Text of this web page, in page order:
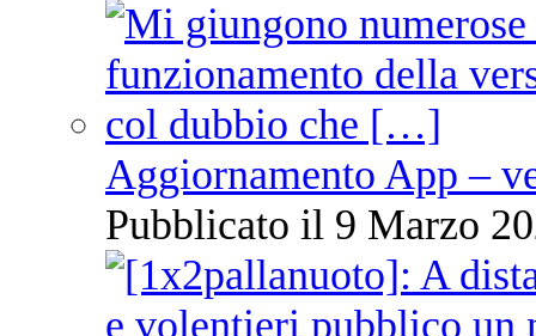
Aggiornamento App –
Pubblicato il 9 Marzo